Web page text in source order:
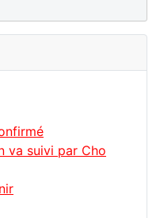
va suivi par Cho